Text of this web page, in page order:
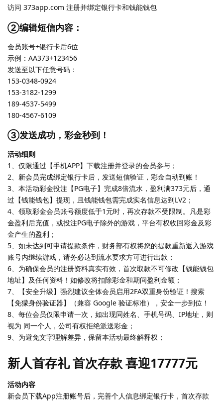
访问 373app.com 注册并绑定银行卡和钱能钱包
②编辑短信内容：
会员账号+银行卡后6位
示例：AA373+123456
发送至以下任意号码：
153-0348-0924
153-3182-1299
189-4537-5499
180-4567-6109
③发送成功，彩金秒到！
活动细则
1、仅限通过【手机APP】下载注册并登录的会员参与；
2、新会员完成绑定银行卡后，发送短信验证，彩金自动到账！
3、本活动彩金投注【PG电子】完成8倍流水，盈利满373元后，通
过【钱能钱包】提现，且钱能钱包需完成实名信息达到LV2；
4、领取彩金会员账号额度低于1元时，再次存款不受限制。凡是彩
金盈利后充值，或投注PG电子除外的游戏，平台有权收回彩金及彩
金产生的盈利；
5、如未达到可申请提款条件，财务部有权将您的提款重新返入游戏
账号内继续游戏，请务必达到流水要求方可进行出款；
6、为确保会员的注册资料真实有效，首次取款不可修改【钱能钱包
地址】及任何资料！如修改将扣除彩金和期间盈利金额；
7、【安全升级】强烈建议全体会员启用2FA双重身份验证！搜索
【免獴身份验证器】（兼容 Google 验证标准），安全一步到位！
8、每位会员仅限申请一次，如出现同姓名、手机号码、IP地址，则
视为 同一个人，公司有权拒绝派送彩金；
9、为避免文字理解差异，保留本活动最终解释权；
新人首存礼 首次存款 喜迎17777元
活动内容
新会员下载App注册账号后，完善个人信息绑定银行卡，首次存款